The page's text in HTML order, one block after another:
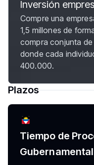
Inversión
Compre una
1,5 millones de
compra conjunta de
donde cada
400.000.
Plazos
Tiempo de
Gubernamental